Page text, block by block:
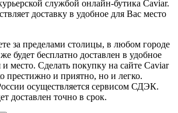
службой онлайн-бутика Caviar.
доставку в удобное для Вас место
за пределами столицы, в любом городе
будет бесплатно доставлен в удобное
и место. Сделать покупку на сайте Caviar
престижно и приятно, но и легко.
осуществляется сервисом СДЭК.
доставлен точно в срок.